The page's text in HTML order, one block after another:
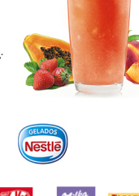
Batidos & Smoothies